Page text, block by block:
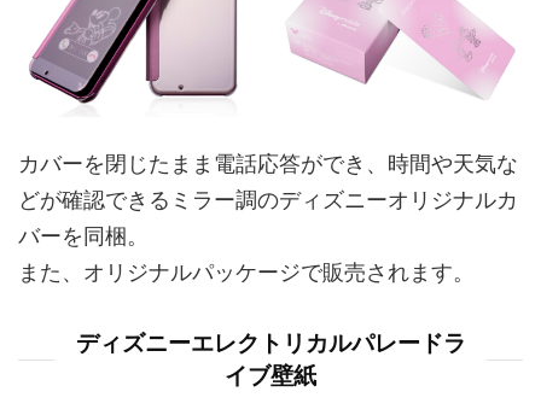
カバーを閉じたまま電話応答ができ、時間や天気な
どが確認できるミラー調のディズニーオリジナルカ
バーを同梱。
また、オリジナルパッケージで販売されます。
ディズニーエレクトリカルパレードラ
イブ壁紙